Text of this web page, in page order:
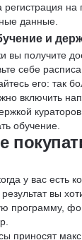
регистрация
данные.
и
вы получите
себе
его: так
включить
обучение.
у вас есть
вы
программу,
приносят